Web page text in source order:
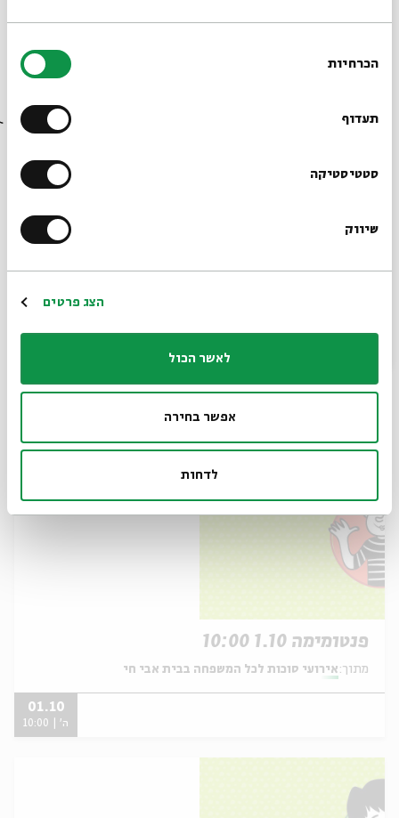
הסכמה
הכרחיות
תעדוף
סטטיסטיקה
שיווק
הצג פרטים
לאשר הכול
אפשר בחירה
לדחות
01.10
אירועי סוכות לכל המשפחה בבית אבי חי
01.10
פנטומימה 1.10 10:00
מתוך: אירועי סוכות לכל המשפחה בבית אבי חי
01.10
ה' | 10:00